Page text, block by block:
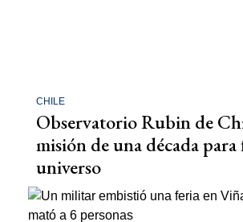
CHILE
Observatorio Rubin de
misión de una década
universo